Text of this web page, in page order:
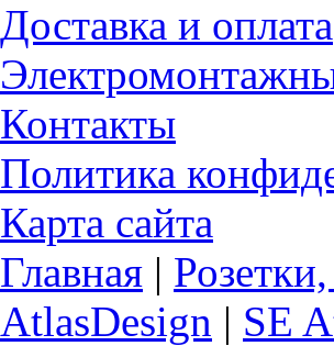
Доставка и оплата
Контакты
Политика
Карта сайта
Главная |
AtlasDesign | SE